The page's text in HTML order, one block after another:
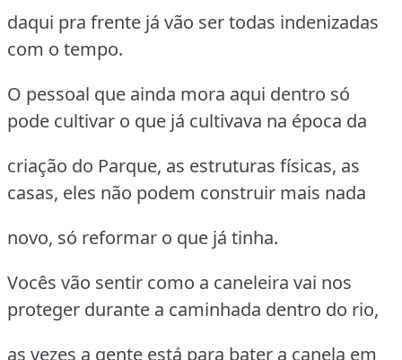
daqui pra frente já vão ser todas indenizadas
com o tempo.
O pessoal que ainda mora aqui dentro só
pode cultivar o que já cultivava na época da
criação do Parque, as estruturas físicas, as
casas, eles não podem construir mais nada
novo, só reformar o que já tinha.
Vocês vão sentir como a caneleira vai nos
proteger durante a caminhada dentro do rio,
as vezes a gente está para bater a canela em